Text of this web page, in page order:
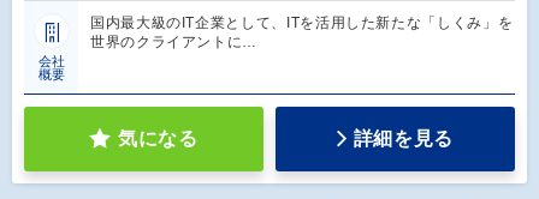
会社
概要
国内最大級のIT企業として、ITを活用した新たな「しくみ」を
世界のクライアントに…
気になる 詳細を見る